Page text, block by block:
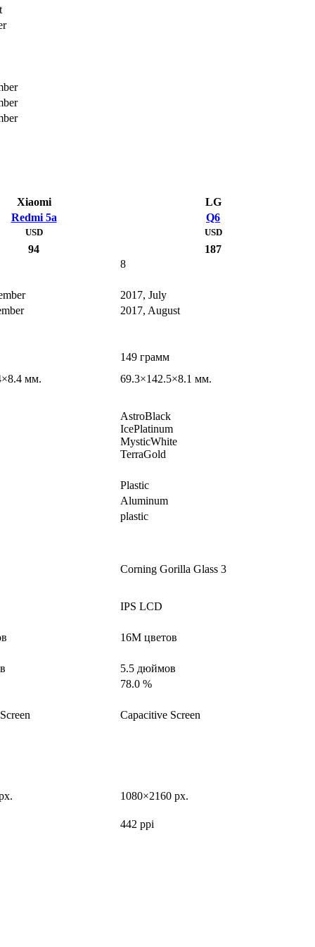
Xiaomi
LG
Redmi 5a
Q6
USD
94
USD
187
8
2017, July
2017, August
149 грамм
мм.
69.3×142.5×8.1 мм.
AstroBlack
IcePlatinum
MysticWhite
TerraGold
Plastic
Aluminum
plastic
Corning Gorilla Glass 3
IPS LCD
16M цветов
5.5 дюймов
78.0 %
Capacitive Screen
1080×2160 px.
442 ppi